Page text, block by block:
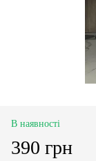
В наявності
390 грн